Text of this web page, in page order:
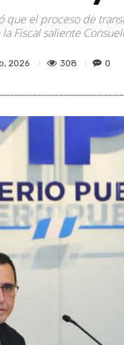
que el proceso de
la Fiscal saliente
2026 308 0